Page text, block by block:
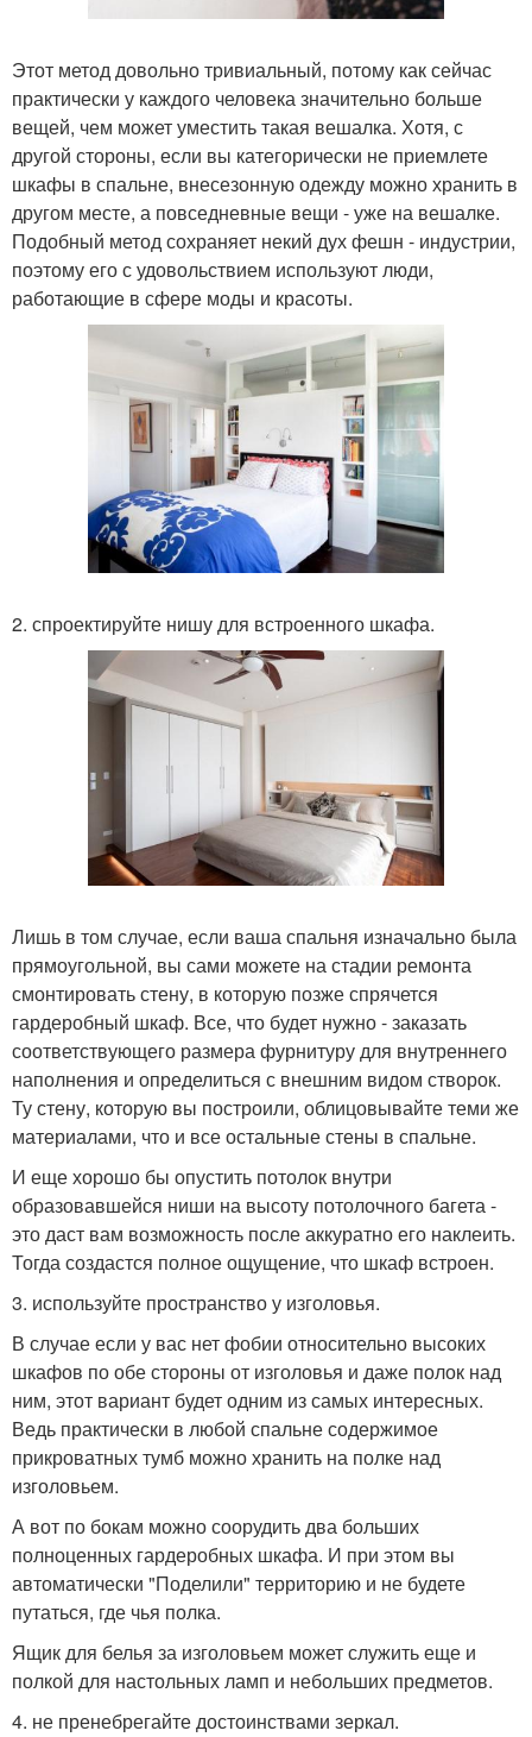
Этот метод довольно тривиальный, потому как сейчас
практически у каждого человека значительно больше
вещей, чем может уместить такая вешалка. Хотя, с
другой стороны, если вы категорически не приемлете
шкафы в спальне, внесезонную одежду можно хранить в
другом месте, а повседневные вещи - уже на вешалке.
Подобный метод сохраняет некий дух фешн - индустрии,
поэтому его с удовольствием используют люди,
работающие в сфере моды и красоты.
2. спроектируйте нишу для встроенного шкафа.
Лишь в том случае, если ваша спальня изначально была
прямоугольной, вы сами можете на стадии ремонта
смонтировать стену, в которую позже спрячется
гардеробный шкаф. Все, что будет нужно - заказать
соответствующего размера фурнитуру для внутреннего
наполнения и определиться с внешним видом створок.
Ту стену, которую вы построили, облицовывайте теми же
материалами, что и все остальные стены в спальне.
И еще хорошо бы опустить потолок внутри
образовавшейся ниши на высоту потолочного багета -
это даст вам возможность после аккуратно его наклеить.
Тогда создастся полное ощущение, что шкаф встроен.
3. используйте пространство у изголовья.
В случае если у вас нет фобии относительно высоких
шкафов по обе стороны от изголовья и даже полок над
ним, этот вариант будет одним из самых интересных.
Ведь практически в любой спальне содержимое
прикроватных тумб можно хранить на полке над
изголовьем.
А вот по бокам можно соорудить два больших
полноценных гардеробных шкафа. И при этом вы
автоматически "Поделили" территорию и не будете
путаться, где чья полка.
Ящик для белья за изголовьем может служить еще и
полкой для настольных ламп и небольших предметов.
4. не пренебрегайте достоинствами зеркал.